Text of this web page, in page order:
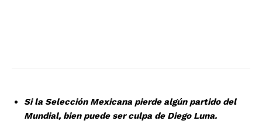
Si la Selección Mexicana pierde algún partido del
Mundial, bien puede ser culpa de Diego Luna.